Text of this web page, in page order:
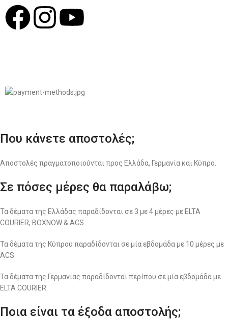
Που κάνετε αποστολές;
Αποστολές πραγματοποιούνται προς Ελλάδα, Γερμανία και Κύπρο.
Σε πόσες μέρες θα παραλάβω;
Τα δέματα της Ελλάδας παραδίδονται σε 3 με 4 μέρες με ELTA
COURIER, BOXNOW & ACS
Τα δέματα της Κύπρου παραδίδονται σε μία εβδομάδα με 10 μέρες με
ACS
Τα δέματα της Γερμανίας παραδίδονται περίπου σε μία εβδομάδα με
ELTA COURIER
Ποια είναι τα έξοδα αποστολής;